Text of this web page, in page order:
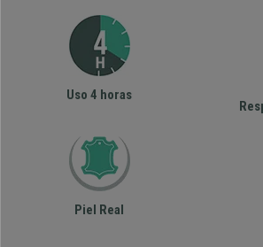
Uso 4 horas
Piel Real